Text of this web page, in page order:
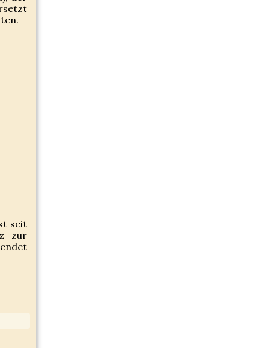
seit
zur